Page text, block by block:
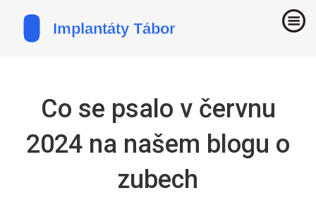
Co se psalo v červnu
2024 na našem blogu o
zubech